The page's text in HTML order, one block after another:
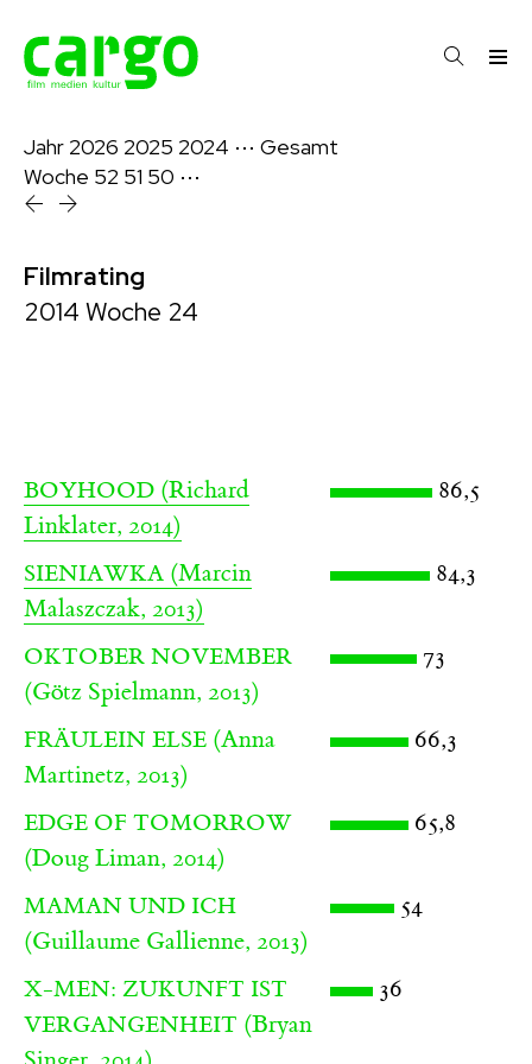
Jahr 2026 2025 2024 ⋯ Gesamt
Woche 52 51 50 ⋯
Filmrating
2014 Woche 24
BOYHOOD (Richard
Linklater, 2014)
86,5
SIENIAWKA (Marcin
Malaszczak, 2013)
84,3
OKTOBER NOVEMBER
(Götz Spielmann, 2013)
73
FRÄULEIN ELSE (Anna
Martinetz, 2013)
66,3
EDGE OF TOMORROW
(Doug Liman, 2014)
65,8
MAMAN UND ICH
(Guillaume Gallienne, 2013)
54
X-MEN: ZUKUNFT IST
VERGANGENHEIT (Bryan
36